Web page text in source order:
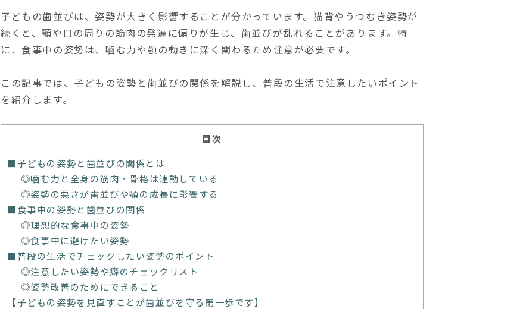
子どもの歯並びは、姿勢が大きく影響することが分かっています。猫背やうつむき姿勢が
続くと、顎や口の周りの筋肉の発達に偏りが生じ、歯並びが乱れることがあります。特
に、食事中の姿勢は、噛む力や顎の動きに深く関わるため注意が必要です。
この記事では、子どもの姿勢と歯並びの関係を解説し、普段の生活で注意したいポイント
を紹介します。
目次
■子どもの姿勢と歯並びの関係とは
◎噛む力と全身の筋肉・骨格は連動している
◎姿勢の悪さが歯並びや顎の成長に影響する
■食事中の姿勢と歯並びの関係
◎理想的な食事中の姿勢
◎食事中に避けたい姿勢
■普段の生活でチェックしたい姿勢のポイント
◎注意したい姿勢や癖のチェックリスト
◎姿勢改善のためにできること
【子どもの姿勢を見直すことが歯並びを守る第一歩です】